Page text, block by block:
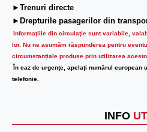
►Trenuri directe
►Drepturile pasagerilor din
Informaţiile din circulaţie sunt variabile,
lor. Nu ne asumăm răspunderea pentru
circumstanțiale produse prin utilizarea
În caz de urgenţe, apelaţi numărul european
telefonie.
INFO